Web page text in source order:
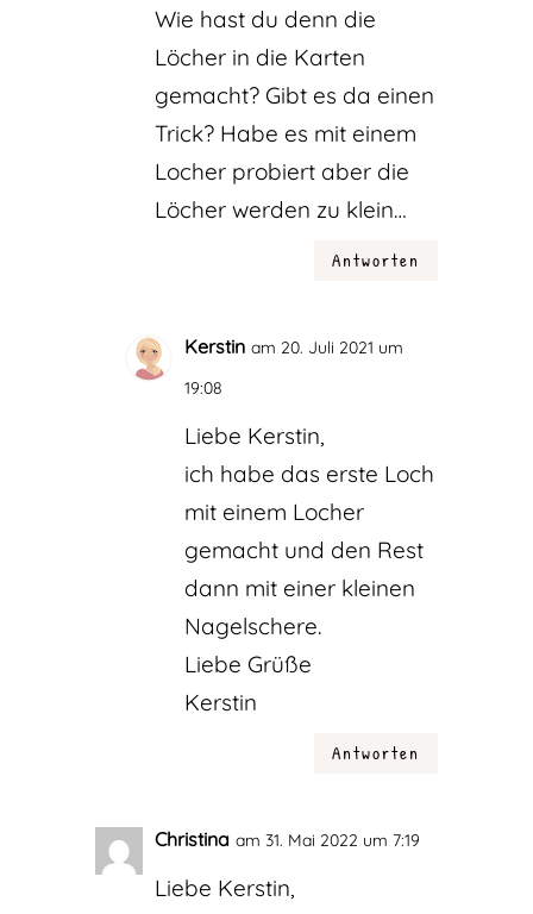
Wie hast du denn die
Löcher in die Karten
gemacht? Gibt es da einen
Trick? Habe es mit einem
Locher probiert aber die
Löcher werden zu klein…
Antworten
Kerstin am 20. Juli 2021 um
19:08
Liebe Kerstin,
ich habe das erste Loch
mit einem Locher
gemacht und den Rest
dann mit einer kleinen
Nagelschere.
Liebe Grüße
Kerstin
Antworten
Christina am 31. Mai 2022 um 7:19
Liebe Kerstin,